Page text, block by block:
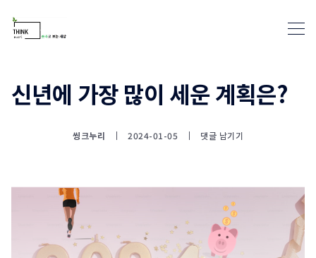
신년에 가장 많이 세운 계획은?
씽크누리 2024-01-05 댓글 남기기